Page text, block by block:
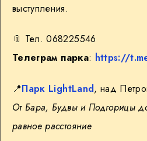
выступления.
📎 Тел. 068225546
Телеграм парка: https://
📍Парк LightLand, над
От Бара, Будвы и Подгорицы
равное расстояние